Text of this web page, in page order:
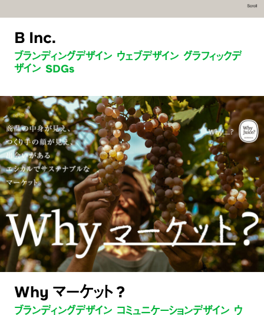
B Inc.
ブランディングデザイン ウェブデザイン グラフィックデ
ザイン SDGs
Why マーケット ?
ブランディングデザイン コミュニケーションデザイン ウ